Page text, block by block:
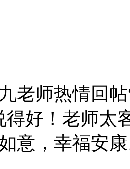
老师热情回
得好！老师太
意，幸福安